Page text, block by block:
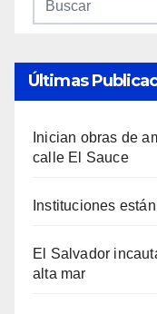
Últimas
Inician obras de
calle El Sauce
Instituciones
El Salvador
alta mar